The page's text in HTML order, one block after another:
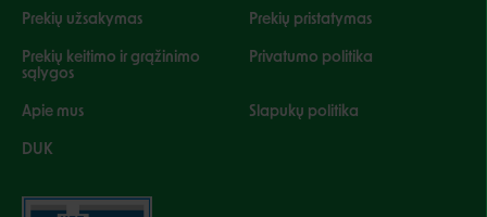
Prekių užsakymas Prekių pristatymas
Prekių keitimo ir grąžinimo
sąlygos
Privatumo politika
Apie mus Slapukų politika
DUK